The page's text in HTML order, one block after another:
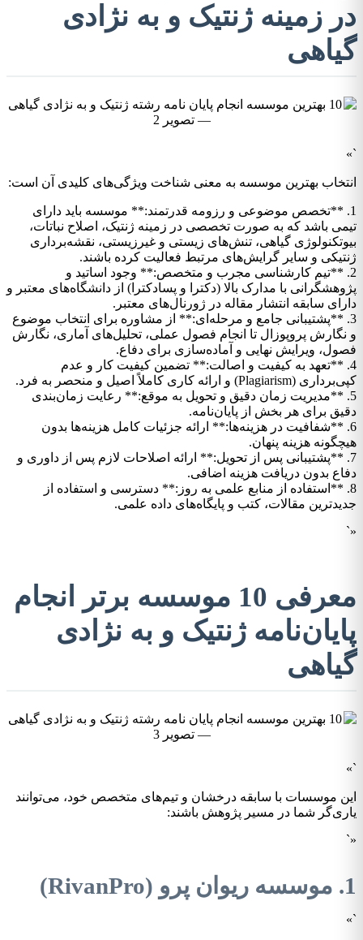
در زمینه ژنتیک و به نژادی
گیاهی
`»
انتخاب بهترین موسسه به معنی شناخت ویژگی‌های کلیدی آن است:
1. **تخصص موضوعی و رزومه قدرتمند:** موسسه باید دارای
تیمی باشد که به صورت تخصصی در زمینه ژنتیک، اصلاح نباتات،
بیوتکنولوژی گیاهی، تنش‌های زیستی و غیرزیستی، نقشه‌برداری
ژنتیکی و سایر گرایش‌های مرتبط فعالیت کرده باشند.
2. **تیم کارشناسی مجرب و متخصص:** وجود اساتید و
پژوهشگرانی با مدارک بالا (دکترا و پسادکترا) از دانشگاه‌های معتبر و
دارای سابقه انتشار مقاله در ژورنال‌های معتبر.
3. **پشتیبانی جامع و مرحله‌ای:** از مشاوره برای انتخاب موضوع
و نگارش پروپوزال تا انجام فصول عملی، تحلیل‌های آماری، نگارش
فصول، ویرایش نهایی و آماده‌سازی برای دفاع.
4. **تعهد به کیفیت و اصالت:** تضمین کیفیت کار و عدم
کپی‌برداری (Plagiarism) و ارائه کاری کاملاً اصیل و منحصر به فرد.
5. **مدیریت زمان دقیق و تحویل به موقع:** رعایت زمان‌بندی
دقیق برای هر بخش از پایان‌نامه.
6. **شفافیت در هزینه‌ها:** ارائه جزئیات کامل هزینه‌ها بدون
هیچگونه هزینه پنهان.
7. **پشتیبانی پس از تحویل:** ارائه اصلاحات لازم پس از داوری و
دفاع بدون دریافت هزینه اضافی.
8. **استفاده از منابع علمی به روز:** دسترسی و استفاده از
جدیدترین مقالات، کتب و پایگاه‌های داده علمی.
«`
معرفی 10 موسسه برتر انجام
پایان‌نامه ژنتیک و به نژادی
گیاهی
`»
این موسسات با سابقه درخشان و تیم‌های متخصص خود، می‌توانند
یاری‌گر شما در مسیر پژوهش باشند:
«`
1. موسسه ریوان پرو (RivanPro)
`»